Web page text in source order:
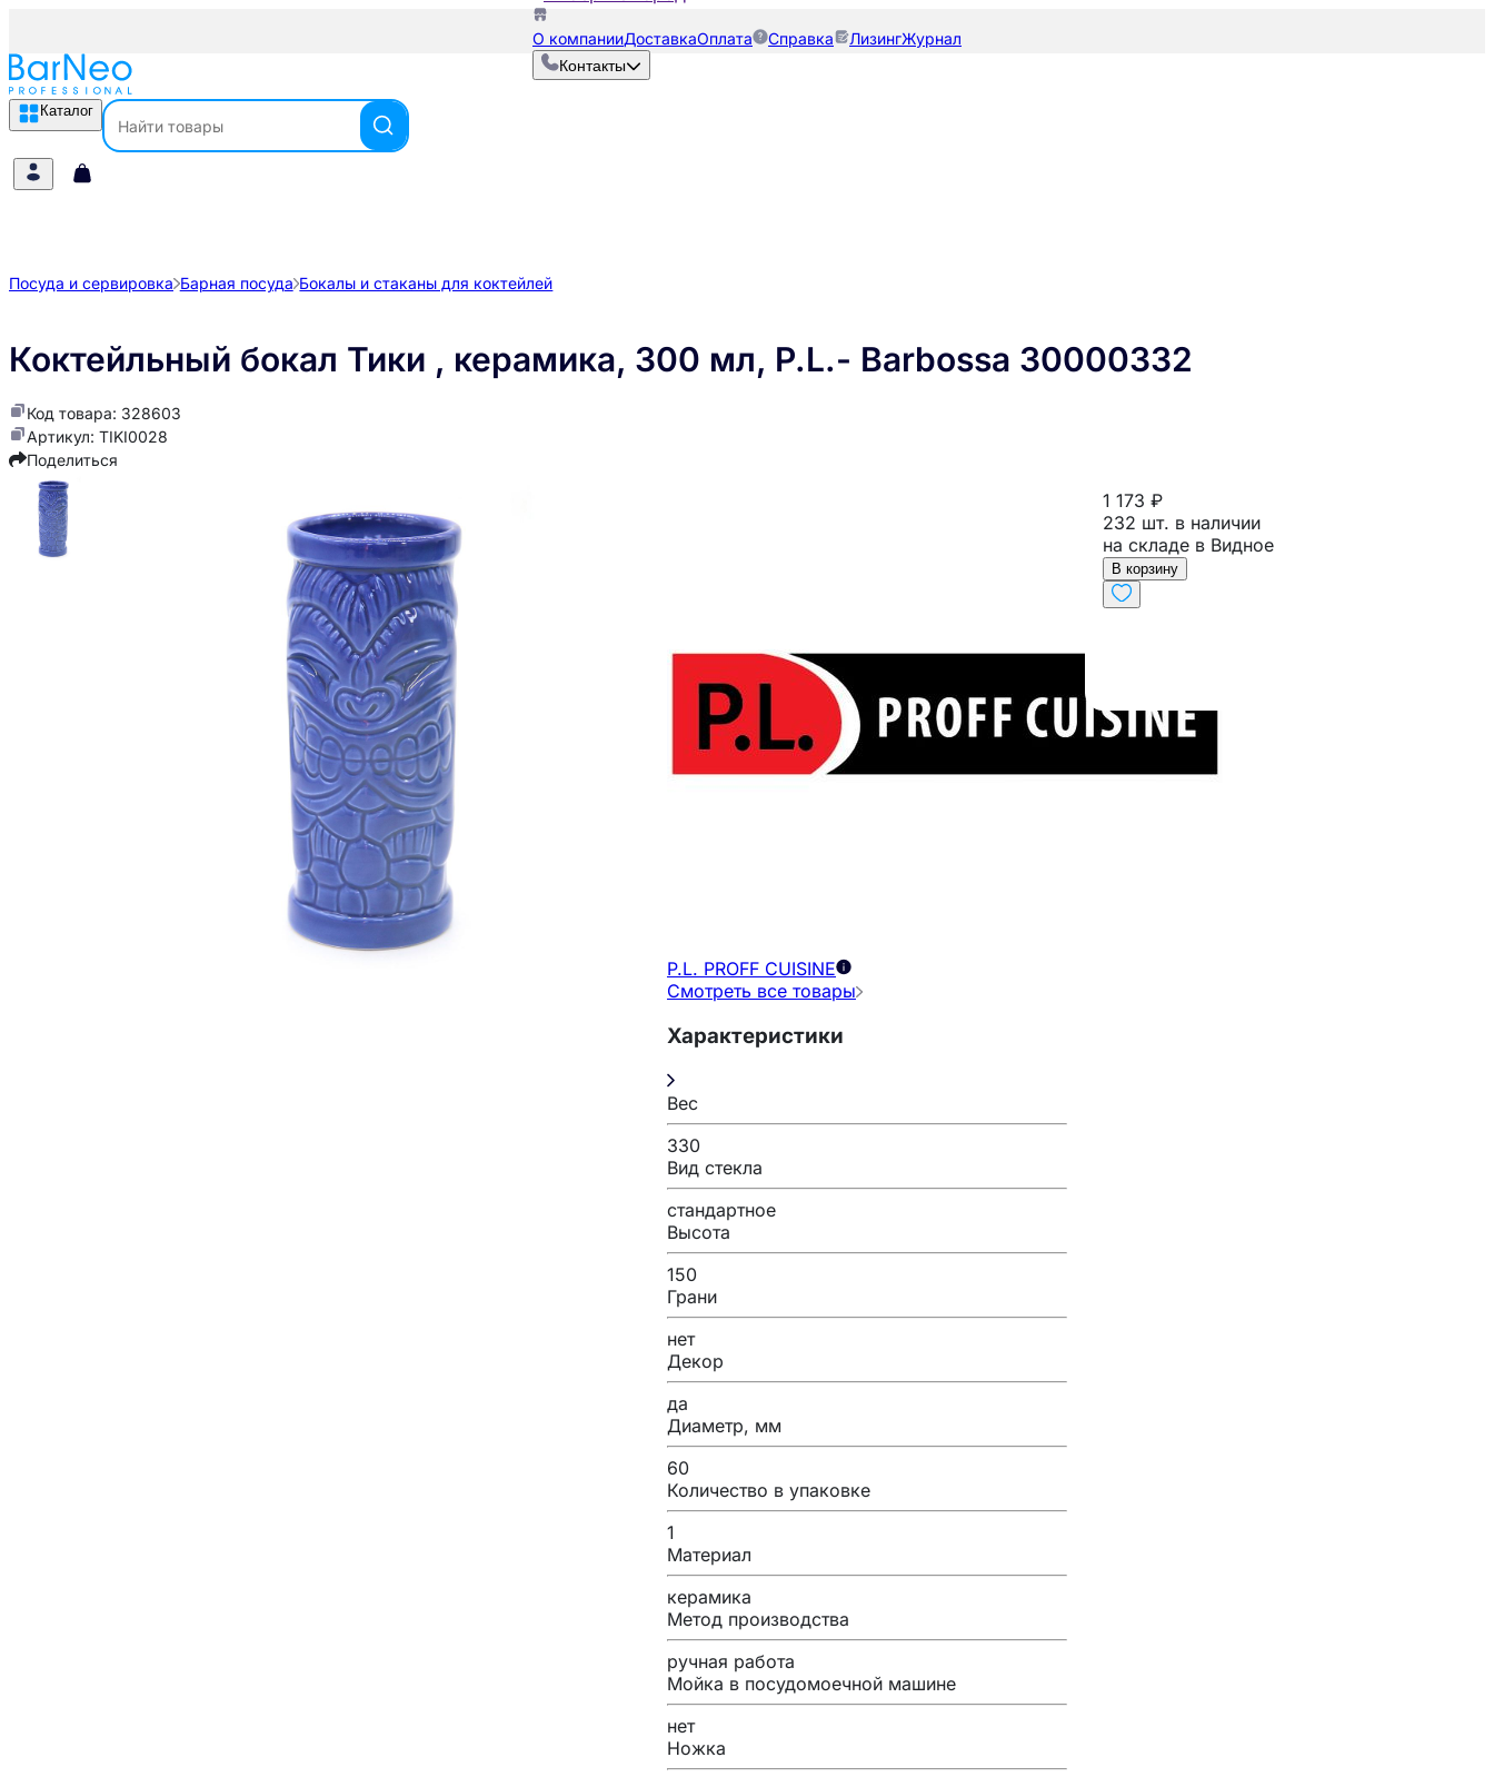
О компанииДоставкаОплата Справка ЛизингЖурнал
Контакты
Каталог
Посуда и сервировка Барная посуда Бокалы и стаканы для коктейлей
Коктейльный бокал Тики , керамика, 300 мл, P.L.- Barbossa 30000332
Код товара: 328603
Артикул: TIKI0028
Поделиться
P.L. PROFF CUISINE
Смотреть все товары
Характеристики
Вес
330
Вид стекла
стандартное
Высота
150
Грани
нет
Декор
да
Диаметр, мм
60
Количество в упаковке
1
Материал
керамика
Метод производства
ручная работа
Мойка в посудомоечной машине
нет
Ножка
1 173 ₽
232 шт. в наличии
на складе в Видное
В корзину